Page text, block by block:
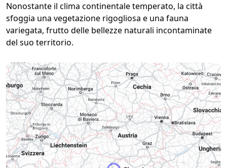
Nonostante il clima continentale temperato, la città
sfoggia una vegetazione rigogliosa e una fauna
variegata, frutto delle bellezze naturali incontaminate
del suo territorio.